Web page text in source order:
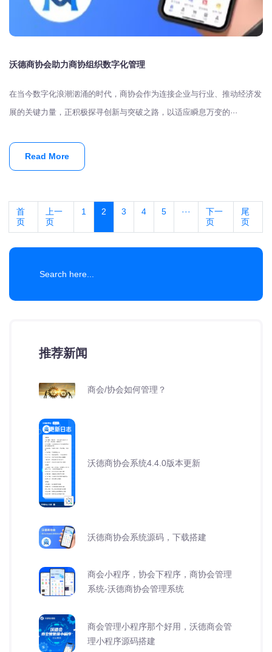
沃德商协会助力商协组织数字化管理
在当今数字化浪潮汹涌的时代，商协会作为连接企业与行业、推动经济发
展的关键力量，正积极探寻创新与突破之路，以适应瞬息万变的···
Read More
首
页
上一
页
1 2 3 4 5 ···
下一
页
尾
页
推荐新闻
商会/协会如何管理？
沃德商协会系统4.4.0版本更新
沃德商协会系统源码，下载搭建
商会小程序，协会下程序，商协会管理
系统-沃德商协会管理系统
商会管理小程序那个好用，沃德商会管
理小程序源码搭建